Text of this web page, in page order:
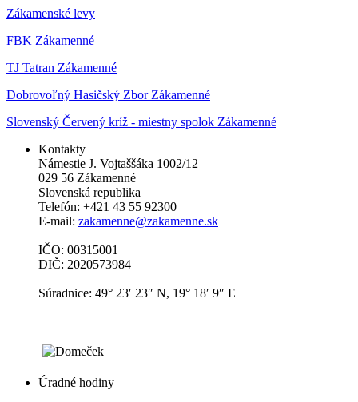
Zákamenské levy
FBK Zákamenné
TJ Tatran Zákamenné
Dobrovoľný Hasičský Zbor Zákamenné
Slovenský Červený kríž - miestny spolok Zákamenné
Kontakty
Námestie J. Vojtaššáka 1002/12
029 56 Zákamenné
Slovenská republika
Telefón: +421 43 55 92300
E-mail: zakamenne@zakamenne.sk
IČO: 00315001
DIČ: 2020573984
Súradnice: 49° 23′ 23″ N, 19° 18′ 9″ E
Úradné hodiny